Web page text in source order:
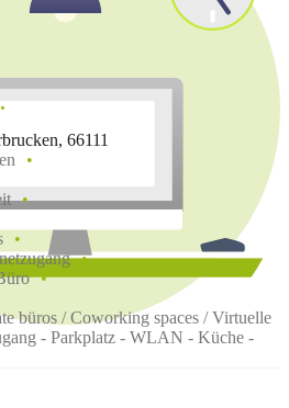
66111
büros / Coworking spaces / Virtuelle
- Parkplatz - WLAN - Küche -